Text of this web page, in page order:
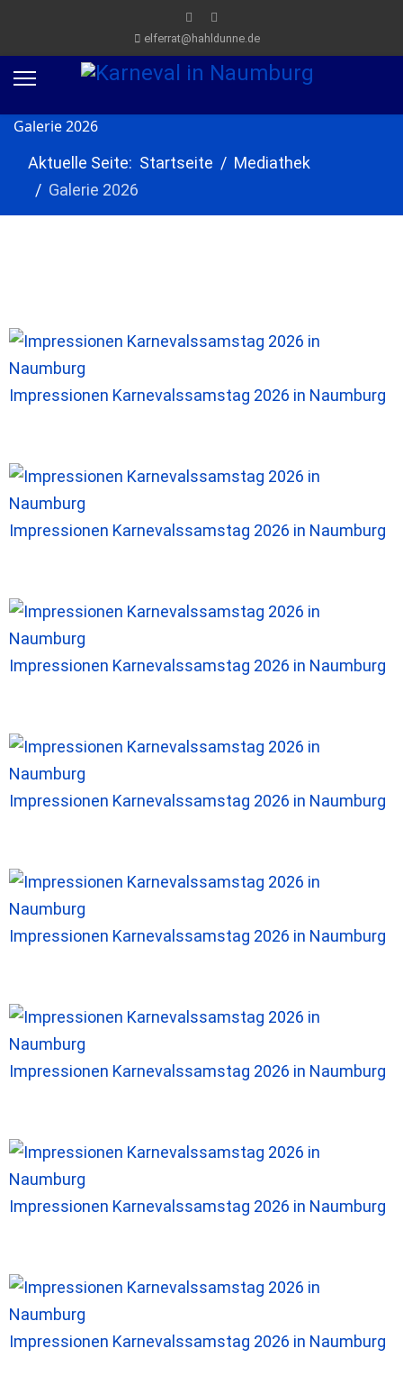
elferrat@hahldunne.de
Galerie 2026
Aktuelle Seite: Startseite
Mediathek
Galerie 2026
Impressionen Karnevalssamstag 2026 in Naumburg
Impressionen Karnevalssamstag 2026 in Naumburg
Impressionen Karnevalssamstag 2026 in Naumburg
Impressionen Karnevalssamstag 2026 in Naumburg
Impressionen Karnevalssamstag 2026 in Naumburg
Impressionen Karnevalssamstag 2026 in Naumburg
Impressionen Karnevalssamstag 2026 in Naumburg
Impressionen Karnevalssamstag 2026 in Naumburg